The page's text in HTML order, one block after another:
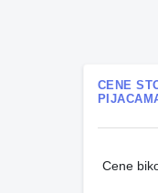
CENE
Cene